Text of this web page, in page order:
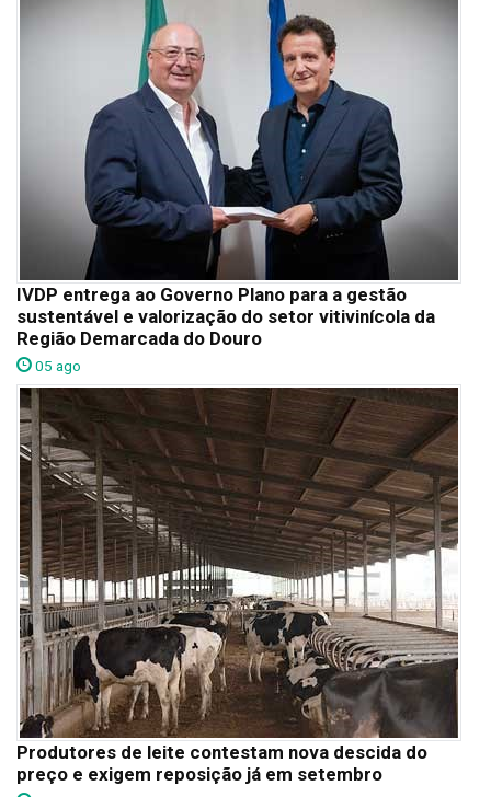
IVDP entrega ao Governo Plano para a gestão
sustentável e valorização do setor vitivinícola da
Região Demarcada do Douro
05 ago
Produtores de leite contestam nova descida do
preço e exigem reposição já em setembro